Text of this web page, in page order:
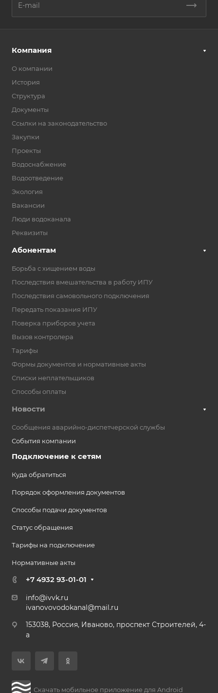
Компания
О компании
История
Структура
Документы
Ссылки на законодательство
Закупки
Проекты
Водоснабжение
Водоотведение
Экология
Вакансии
Люди водоканала
Реквизиты
Абонентам
Борьба с хищением воды
Последствия вмешательства в работу ИПУ
Последствия самовольного подключения
Передать показания ИПУ
Поверка приборов учета
Вызов контролера
Тарифы
Формы документов и нормативные акты
Списки неплательщиков
Способы оплаты
Новости
Сообщения аварийно-диспетчерской службы
События компании
Подключение к сетям
Куда обратиться
Порядок оформления документов
Способы подачи документов
Статус обращения
Тарифы на подключение
Нормативные акты
+7 4932 93-01-01
info@ivvk.ru
ivanovovodokanal@mail.ru
153038, Россия, Иваново, проспект Строителей, 4-
а
Скачать мобильное приложение для Android